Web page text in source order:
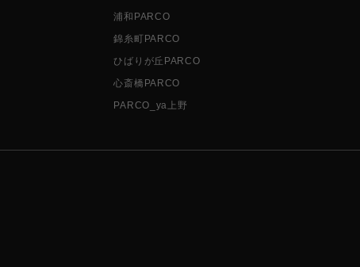
浦和PARCO
錦糸町PARCO
ひばりが丘PARCO
心斎橋PARCO
PARCO_ya上野